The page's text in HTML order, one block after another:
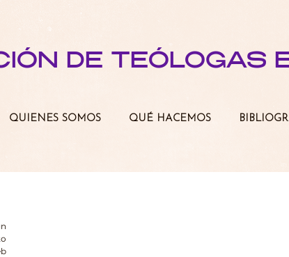
DE TEÓLOGAS
QUIENES SOMOS QUÉ HACEMOS